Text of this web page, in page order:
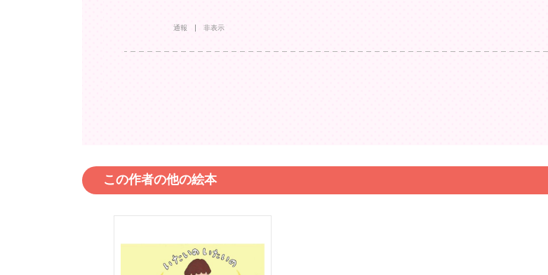
通報 非表示
この作者の他の絵本